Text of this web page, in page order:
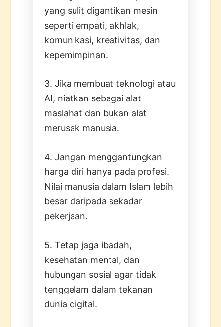
yang sulit digantikan mesin
seperti empati, akhlak,
komunikasi, kreativitas, dan
kepemimpinan.
3. Jika membuat teknologi atau
AI, niatkan sebagai alat
maslahat dan bukan alat
merusak manusia.
4. Jangan menggantungkan
harga diri hanya pada profesi.
Nilai manusia dalam Islam lebih
besar daripada sekadar
pekerjaan.
5. Tetap jaga ibadah,
kesehatan mental, dan
hubungan sosial agar tidak
tenggelam dalam tekanan
dunia digital.